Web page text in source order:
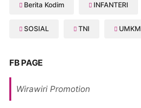
Berita Kodim INFANTERI
SOSIAL TNI UMKM
FB PAGE
Wirawiri Promotion